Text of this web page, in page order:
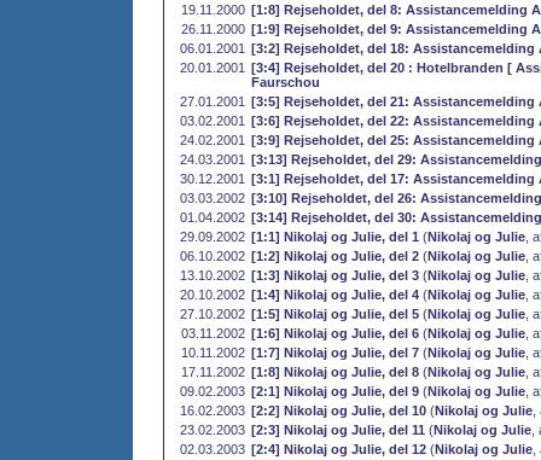
19.11.2000 [1:8] Rejseholdet, del 8: Assistancemelding
26.11.2000 [1:9] Rejseholdet, del 9: Assistancemelding
06.01.2001 [3:2] Rejseholdet, del 18: Assistancemelding
20.01.2001 [3:4] Rejseholdet, del 20 : Hotelbranden [
Faurschou
27.01.2001 [3:5] Rejseholdet, del 21: Assistancemelding
03.02.2001 [3:6] Rejseholdet, del 22: Assistancemelding
24.02.2001 [3:9] Rejseholdet, del 25: Assistancemelding
24.03.2001 [3:13] Rejseholdet, del 29:
30.12.2001 [3:1] Rejseholdet, del 17: Assistancemelding
03.03.2002 [3:10] Rejseholdet, del 26:
01.04.2002 [3:14] Rejseholdet, del 30:
29.09.2002 [1:1] Nikolaj og Julie, del 1 (Nikolaj og Julie ,
06.10.2002 [1:2] Nikolaj og Julie, del 2 (Nikolaj og Julie ,
13.10.2002 [1:3] Nikolaj og Julie, del 3 (Nikolaj og Julie ,
20.10.2002 [1:4] Nikolaj og Julie, del 4 (Nikolaj og Julie ,
27.10.2002 [1:5] Nikolaj og Julie, del 5 (Nikolaj og Julie ,
03.11.2002 [1:6] Nikolaj og Julie, del 6 (Nikolaj og Julie ,
10.11.2002 [1:7] Nikolaj og Julie, del 7 (Nikolaj og Julie ,
17.11.2002 [1:8] Nikolaj og Julie, del 8 (Nikolaj og Julie ,
09.02.2003 [2:1] Nikolaj og Julie, del 9 (Nikolaj og Julie ,
16.02.2003 [2:2] Nikolaj og Julie, del 10 (Nikolaj og Julie
23.02.2003 [2:3] Nikolaj og Julie, del 11 (Nikolaj og Julie
02.03.2003 [2:4] Nikolaj og Julie, del 12 (Nikolaj og Julie